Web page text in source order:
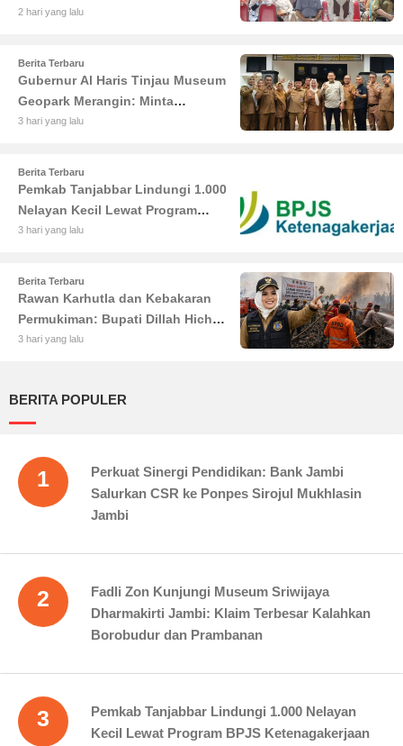
Budaya di Alun-Alun Kuala
2 hari yang lalu
Berita Terbaru
Gubernur Al Haris Tinjau Museum
Geopark Merangin: Minta
Pengelola Genjot Inovasi dan
3 hari yang lalu
Berita Terbaru
Pemkab Tanjabbar Lindungi 1.000
Nelayan Kecil Lewat Program
BPJS Ketenagakerjaan
3 hari yang lalu
Berita Terbaru
Rawan Karhutla dan Kebakaran
Permukiman: Bupati Dillah Hich
Larang Camat Tinggalkan Wilayah
3 hari yang lalu
BERITA POPULER
1
Perkuat Sinergi Pendidikan: Bank Jambi
Salurkan CSR ke Ponpes Sirojul Mukhlasin
Jambi
2
Fadli Zon Kunjungi Museum Sriwijaya
Dharmakirti Jambi: Klaim Terbesar Kalahkan
Borobudur dan Prambanan
3
Pemkab Tanjabbar Lindungi 1.000 Nelayan
Kecil Lewat Program BPJS Ketenagakerjaan